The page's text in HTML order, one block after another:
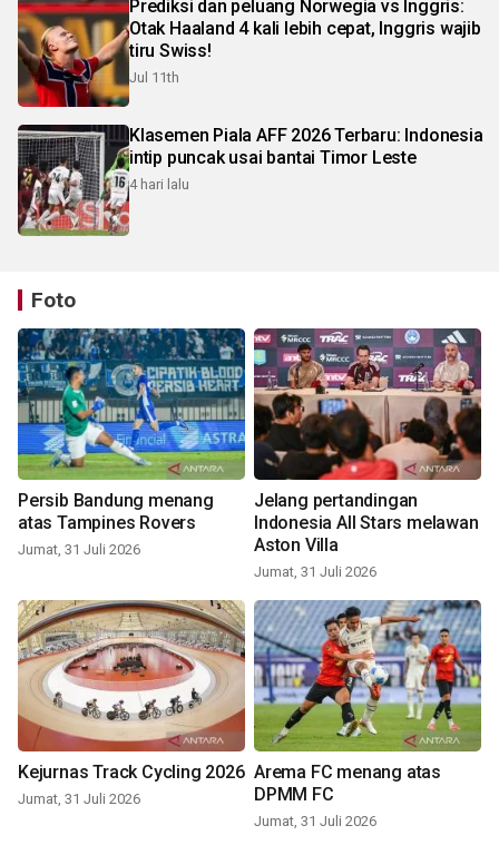
Prediksi dan peluang Norwegia vs Inggris:
Otak Haaland 4 kali lebih cepat, Inggris wajib
tiru Swiss!
Jul 11th
Klasemen Piala AFF 2026 Terbaru: Indonesia
intip puncak usai bantai Timor Leste
4 hari lalu
Foto
Persib Bandung menang
atas Tampines Rovers
Jumat, 31 Juli 2026
Jelang pertandingan
Indonesia All Stars melawan
Aston Villa
Jumat, 31 Juli 2026
Kejurnas Track Cycling 2026
Jumat, 31 Juli 2026
Arema FC menang atas
DPMM FC
Jumat, 31 Juli 2026